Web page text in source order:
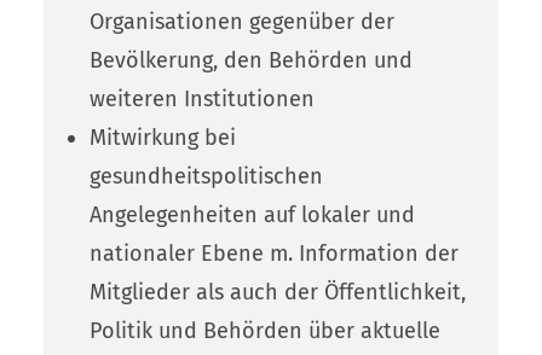
Organisationen gegenüber der
Bevölkerung, den Behörden und
weiteren Institutionen
Mitwirkung bei
gesundheitspolitischen
Angelegenheiten auf lokaler und
nationaler Ebene m. Information der
Mitglieder als auch der Öffentlichkeit,
Politik und Behörden über aktuelle